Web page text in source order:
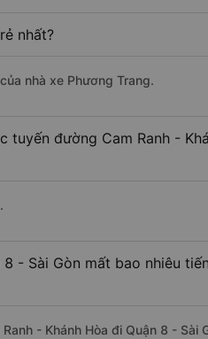
nhất?
nhà xe Phương Trang.
tuyến đường Cam Ranh -
- Sài Gòn mất bao nhiêu
- Khánh Hòa đi Quận 8 - Sài